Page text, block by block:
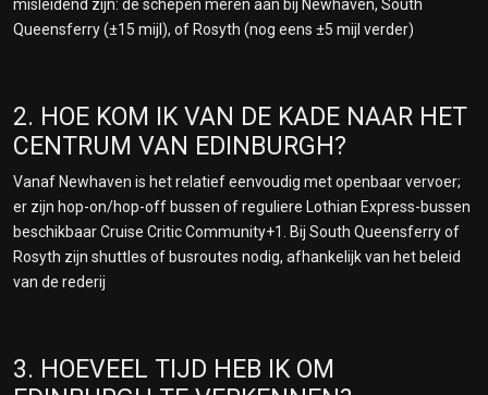
misleidend zijn: de schepen meren aan bij Newhaven, South
Queensferry (±15 mijl), of Rosyth (nog eens ±5 mijl verder)
2. HOE KOM IK VAN DE KADE NAAR HET
CENTRUM VAN EDINBURGH?
Vanaf Newhaven is het relatief eenvoudig met openbaar vervoer;
er zijn hop-on/hop-off bussen of reguliere Lothian Express-bussen
beschikbaar Cruise Critic Community+1. Bij South Queensferry of
Rosyth zijn shuttles of busroutes nodig, afhankelijk van het beleid
van de rederij
3. HOEVEEL TIJD HEB IK OM